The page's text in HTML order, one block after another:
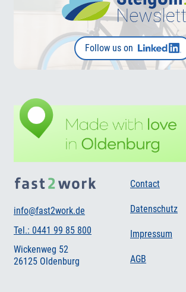
Follow us on
info@fast2work.de
Tel.: 0441 99 85 800
Wickenweg 52
26125 Oldenburg
Contact
Datenschutz
Impressum
AGB